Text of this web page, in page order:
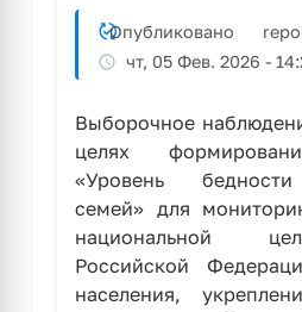
Опубликовано
чт, 05 Фев. 2026 -
Выборочное
целях
«Уровень
семей» для
национальной
Российской
населения,